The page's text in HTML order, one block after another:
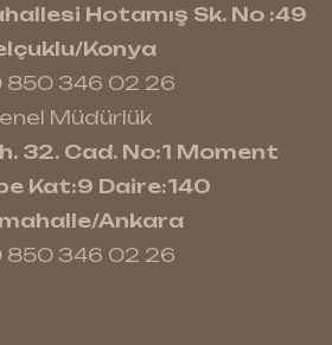
Hotamış Sk. No :49
Konya
850 346 02 26
Müdürlük
32. Cad. No:1 Moment
Kat:9 Daire:140
Ankara
850 346 02 26